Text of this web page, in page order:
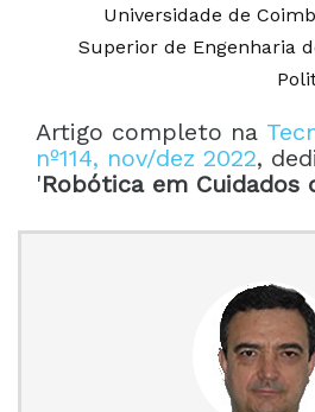
Universidade de
Superior de Engenharia
Artigo completo na
nº114, nov/dez 2022,
'Robótica em Cuidados